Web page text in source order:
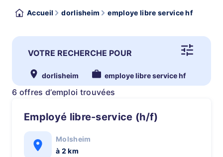
Accueil dorlisheim employe libre service hf
VOTRE RECHERCHE POUR
dorlisheim employe libre service hf
6 offres d’emploi trouvées
Employé libre-service (h/f)
Molsheim
à 2 km